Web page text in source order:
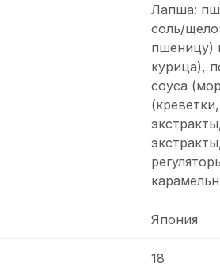
Лапша:
соль/
пшеницу)
курица),
соуса
Япония
18